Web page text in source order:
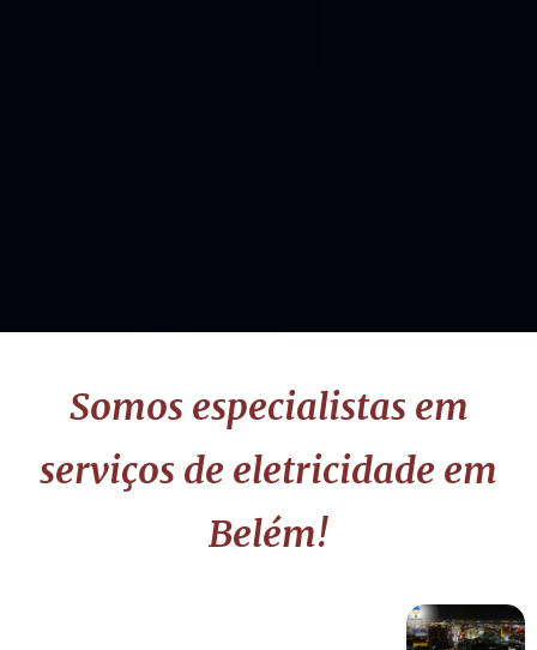
Somos especialistas em
serviços de eletricidade em
Belém!